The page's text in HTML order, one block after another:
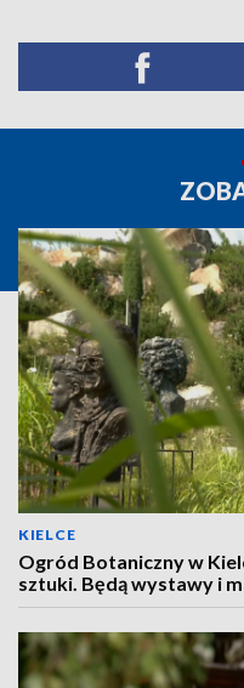
KIELCE
Ogród Botaniczny w
sztuki. Będą wystawy i